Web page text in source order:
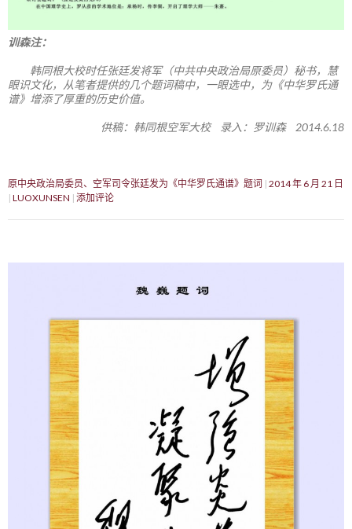
训森注：
韩同根大校时任张廷发将军（中共中央政治局原委员）秘书，慧
眼识文化，从笔者提供的几个题词稿中，一眼选中，为《中华罗氏通
谱》增添了厚重的历史价值。
供稿：韩同根空军大校 录入：罗训森 2014.6.18
原中央政治局委员、空军司令张廷发为《中华罗氏通谱》题词 2014 年 6 月 21 日
LUOXUNSEN 添加评论